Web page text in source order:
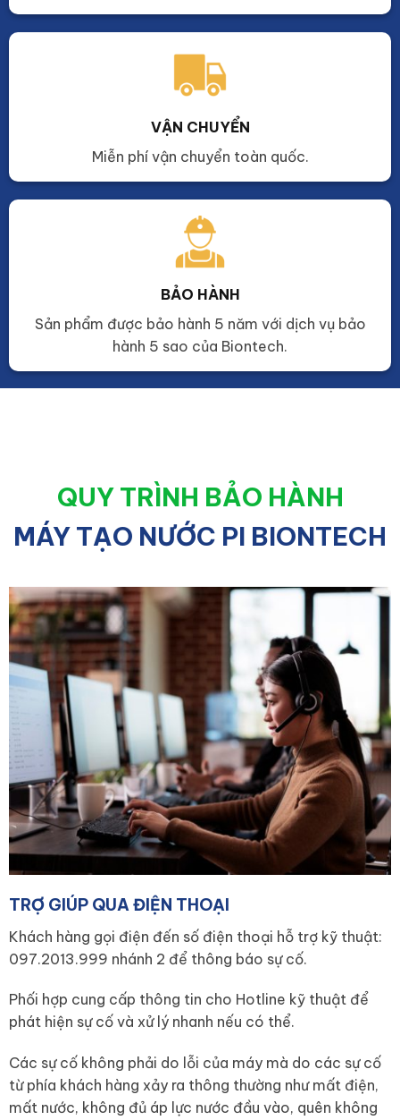
VẬN CHUYỂN
Miễn phí vận chuyển toàn quốc.
BẢO HÀNH
Sản phẩm được bảo hành 5 năm với dịch vụ bảo
hành 5 sao của Biontech.
QUY TRÌNH BẢO HÀNH
MÁY TẠO NƯỚC PI BIONTECH
TRỢ GIÚP QUA ĐIỆN THOẠI
Khách hàng gọi điện đến số điện thoại hỗ trợ kỹ thuật:
097.2013.999 nhánh 2 để thông báo sự cố.
Phối hợp cung cấp thông tin cho Hotline kỹ thuật để
phát hiện sự cố và xử lý nhanh nếu có thể.
Các sự cố không phải do lỗi của máy mà do các sự cố
từ phía khách hàng xảy ra thông thường như mất điện,
mất nước, không đủ áp lực nước đầu vào, quên không